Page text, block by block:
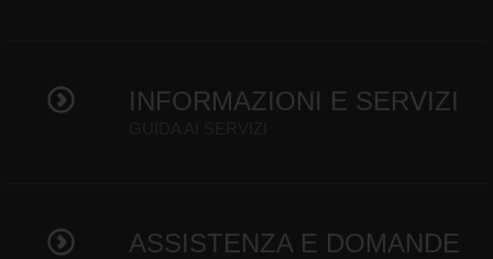
INFORMAZIONI E SERVIZI
ASSISTENZA E DOMANDE